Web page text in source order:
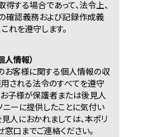
する場合であって、法令上、
確認義務および記録作成義
れを遵守します。
情報）
お客様に関する個人情報の収
される法令のすべてを遵守
お子様が保護者または後見人
ーに提供したことに気付い
人におかれましては、本ポリ
口までご連絡ください。